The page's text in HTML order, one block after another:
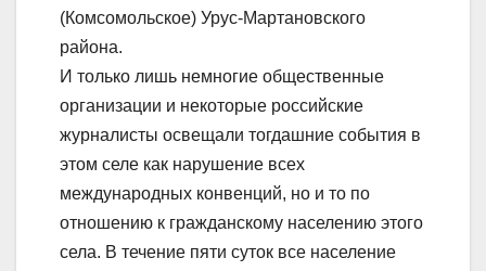
(Комсомольское) Урус-Мартановского
района.
И только лишь немногие общественные
организации и некоторые российские
журналисты освещали тогдашние события в
этом селе как нарушение всех
международных конвенций, но и то по
отношению к гражданскому населению этого
села. В течение пяти суток все население